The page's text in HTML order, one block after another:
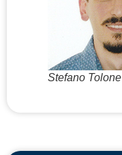
Stefano Tolone